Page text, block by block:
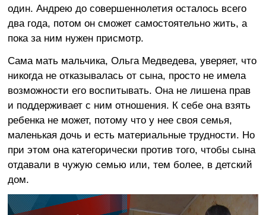
один. Андрею до совершеннолетия осталось всего
два года, потом он сможет самостоятельно жить, а
пока за ним нужен присмотр.
Сама мать мальчика, Ольга Медведева, уверяет, что
никогда не отказывалась от сына, просто не имела
возможности его воспитывать. Она не лишена прав
и поддерживает с ним отношения. К себе она взять
ребенка не может, потому что у нее своя семья,
маленькая дочь и есть материальные трудности. Но
при этом она категорически против того, чтобы сына
отдавали в чужую семью или, тем более, в детский
дом.